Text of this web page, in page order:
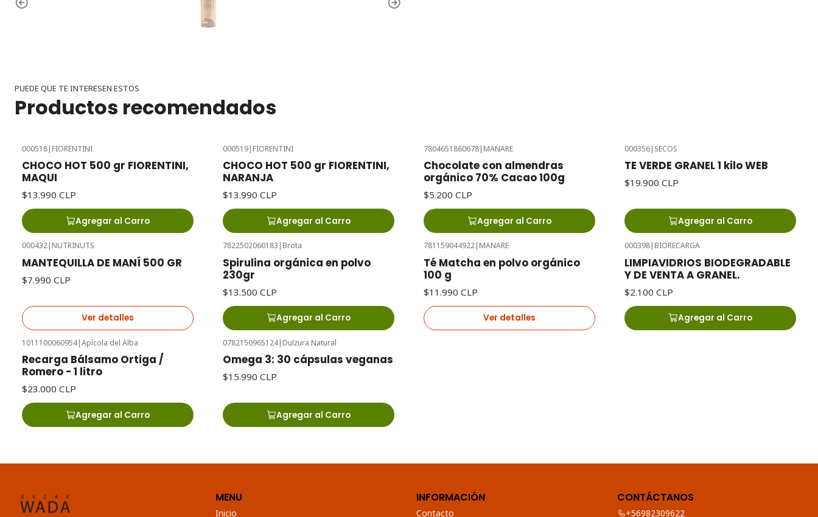
PUEDE QUE TE INTERESEN ESTOS
Productos recomendados
000518| FIORENTINI
CHOCO HOT 500 gr FIORENTINI,
MAQUI
$13.990 CLP
Agregar al Carro
000519| FIORENTINI
CHOCO HOT 500 gr FIORENTINI,
NARANJA
$13.990 CLP
Agregar al Carro
7804651860678| MANARE
Chocolate con almendras
orgánico 70% Cacao 100g
$5.200 CLP
Agregar al Carro
000356| SECOS
TE VERDE GRANEL 1 kilo WEB
$19.900 CLP
Agregar al Carro
000432| NUTRINUTS
MANTEQUILLA DE MANÍ 500 GR
$7.990 CLP
Ver detalles
7822502060183 | Brota
Spirulina orgánica en polvo
230gr
$13.500 CLP
Agregar al Carro
Agotado
781159044922| MANARE
Té Matcha en polvo orgánico
100 g
$11.990 CLP
Ver detalles
000398| BIORECARGA
LIMPIAVIDRIOS BIODEGRADABLE
Y DE VENTA A GRANEL.
$2.100 CLP
Agregar al Carro
1011100060954|Apícola del Alba
Recarga Bálsamo Ortiga /
Romero - 1 litro
$23.000 CLP
Agregar al Carro
0782150965124| Dulzura Natural
Omega 3: 30 cápsulas veganas
$15.990 CLP
Agregar al Carro
MENU
Inicio
INFORMACIÓN
Contacto
CONTÁCTANOS
+56982309622